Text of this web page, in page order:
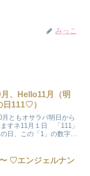
みっこ
、Hello11月（明
日111♡）
ともオサラバ明日から
すネ11月１日 「111」
日、この「1」の数字の
一粒万倍日＆大安吉日が
〜 ♡エンジェルナン